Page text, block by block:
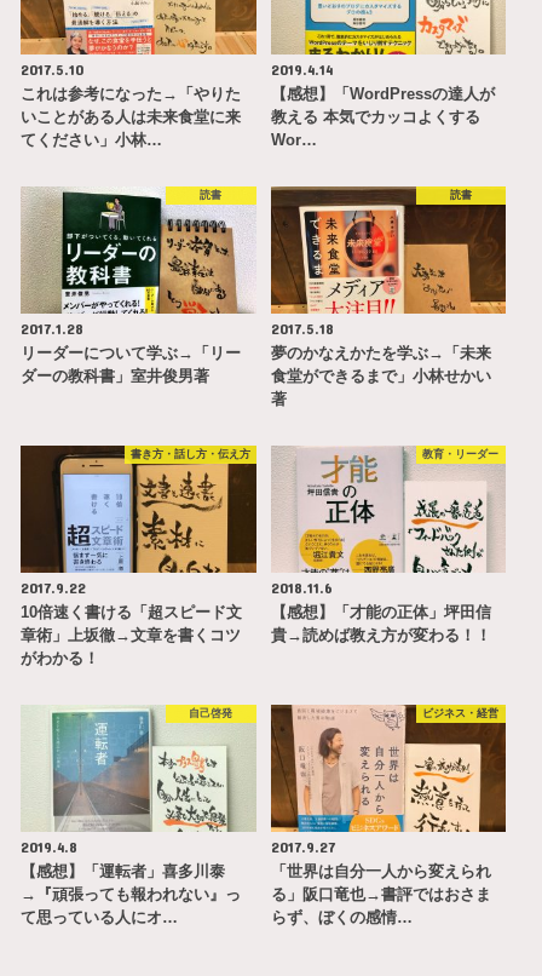
2017.5.10
これは参考になった→「やりた
いことがある人は未来食堂に来
てください」小林…
2019.4.14
【感想】「WordPressの達人が
教える 本気でカッコよくする
Wor…
読書
2017.1.28
リーダーについて学ぶ→「リー
ダーの教科書」室井俊男著
読書
2017.5.18
夢のかなえかたを学ぶ→「未来
食堂ができるまで」小林せかい
著
書き方・話し方・伝え方
2017.9.22
10倍速く書ける「超スピード文
章術」上坂徹→文章を書くコツ
がわかる！
教育・リーダー
2018.11.6
【感想】「才能の正体」坪田信
貴→読めば教え方が変わる！！
自己啓発
2019.4.8
【感想】「運転者」喜多川泰
→『頑張っても報われない』っ
て思っている人にオ…
ビジネス・経営
2017.9.27
「世界は自分一人から変えられ
る」阪口竜也→書評ではおさま
らず、ぼくの感情…